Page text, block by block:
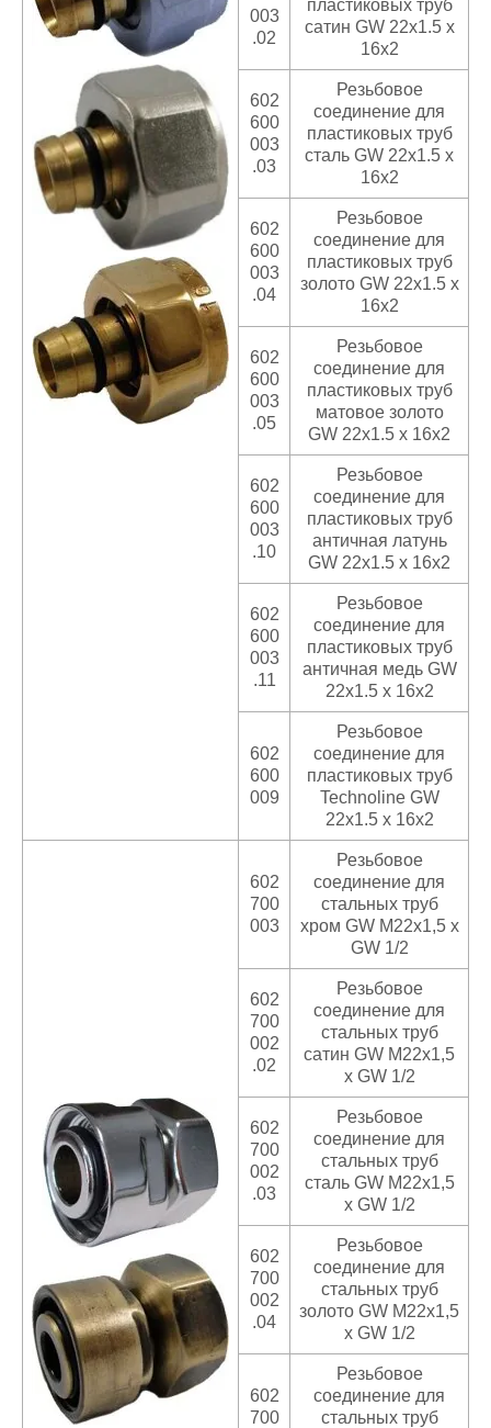
003
.02
пластиковых труб
сатин GW 22x1.5 x
16x2
602
600
003
.03
Резьбовое
соединение для
пластиковых труб
сталь GW 22x1.5 x
16x2
602
600
003
.04
Резьбовое
соединение для
пластиковых труб
золото GW 22x1.5 x
16x2
602
600
003
.05
Резьбовое
соединение для
пластиковых труб
матовое золото
GW 22x1.5 x 16x2
602
600
003
.10
Резьбовое
соединение для
пластиковых труб
античная латунь
GW 22x1.5 x 16x2
602
600
003
.11
Резьбовое
соединение для
пластиковых труб
античная медь GW
22x1.5 x 16x2
602
600
009
Резьбовое
соединение для
пластиковых труб
Technoline GW
22x1.5 x 16x2
602
700
003
Резьбовое
соединение для
стальных труб
хром GW M22x1,5 x
GW 1/2
602
700
002
.02
Резьбовое
соединение для
стальных труб
сатин GW M22x1,5
x GW 1/2
602
700
002
.03
Резьбовое
соединение для
стальных труб
сталь GW M22x1,5
x GW 1/2
602
700
002
.04
Резьбовое
соединение для
стальных труб
золото GW M22x1,5
x GW 1/2
602
700
Резьбовое
соединение для
стальных труб